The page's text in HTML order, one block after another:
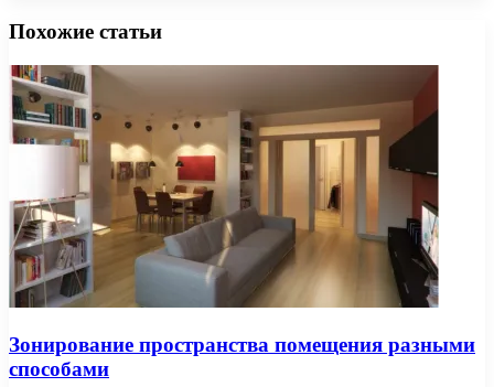
Похожие статьи
Зонирование пространства помещения разными
способами